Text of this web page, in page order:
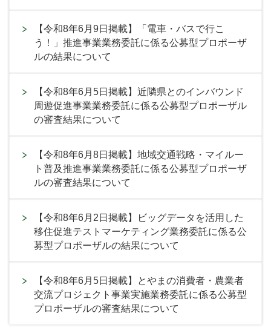
【令和8年6月9日掲載】「電車・バスで行こ
う！」推進事業業務委託に係る公募型プロポーザ
ルの結果について
【令和8年6月5日掲載】近隣県とのインバウンド
周遊促進事業業務委託に係る公募型プロポーザル
の審査結果について
【令和8年6月8日掲載】地域交通戦略・マイルー
ト普及推進事業業務委託に係る公募型プロポーザ
ルの審査結果について
【令和8年6月2日掲載】ビッグデータを活用した
移住促進テストマーケティング業務委託に係る公
募型プロポーザルの結果について
【令和8年6月5日掲載】とやまの消費者・農業者
交流プロジェクト事業実施業務委託に係る公募型
プロポーザルの審査結果について